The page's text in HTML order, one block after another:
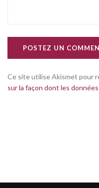
POSTEZ UN
Ce site utilise Akismet pour
sur la façon dont les